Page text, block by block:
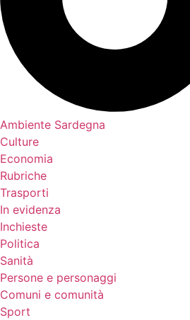
Ambiente Sardegna
Culture
Economia
Rubriche
Trasporti
In evidenza
Inchieste
Politica
Sanità
Persone e personaggi
Comuni e comunità
Sport